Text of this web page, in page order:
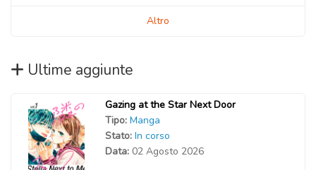
Altro
Ultime aggiunte
Gazing at the Star Next Door
Tipo: Manga
Stato: In corso
Data: 02 Agosto 2026